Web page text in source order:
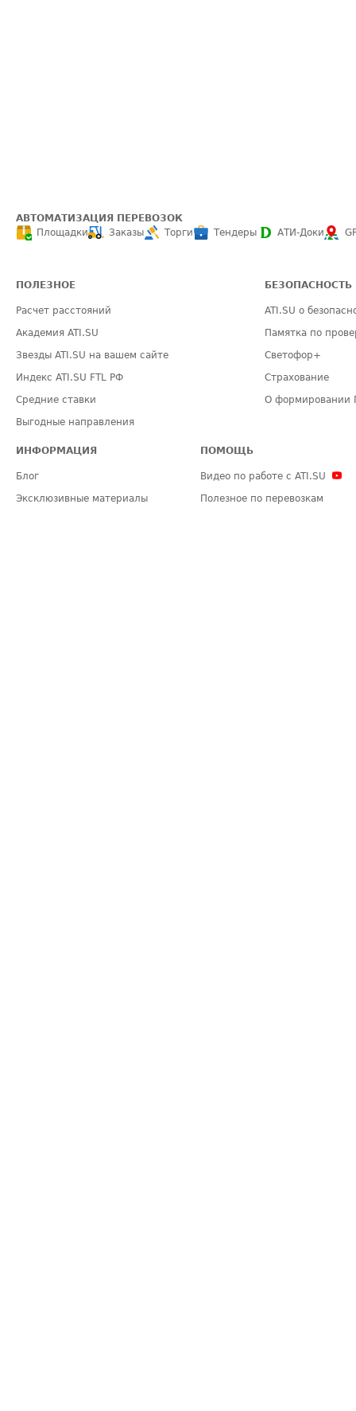
АВТОМАТИЗАЦИЯ ПЕРЕВОЗОК
Площадки
Заказы Торги Тендеры АТИ-Доки
ПОЛЕЗНОЕ
Расчет расстояний
Академия ATI.SU
Звезды ATI.SU на вашем сайте
Индекс ATI.SU FTL РФ
Средние ставки
Выгодные направления
БЕЗОПАСНОСТЬ
ATI.SU о
Памятка по
Светофор+
Страхование
О формировании
ИНФОРМАЦИЯ
Блог
Эксклюзивные материалы
ПОМОЩЬ
Видео по работе с ATI.SU
Полезное по перевозкам